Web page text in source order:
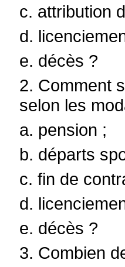
c. attribution
d.
e. décès ?
2. Comment
selon les
a. pension ;
b. départs
c. fin de
d.
e. décès ?
3. Combien